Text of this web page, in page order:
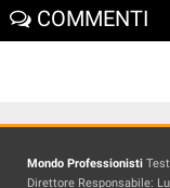
COMMENTI
Mondo Professionisti
Direttore Responsabile: